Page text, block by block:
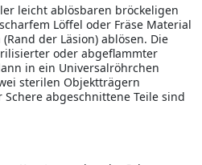
leicht ablösbaren bröckeligen
Löffel oder Fräse Material
der Läsion) ablösen. Die
oder abgeflammter
in ein Universalröhrchen
sterilen Objektträgern
abgeschnittene Teile sind